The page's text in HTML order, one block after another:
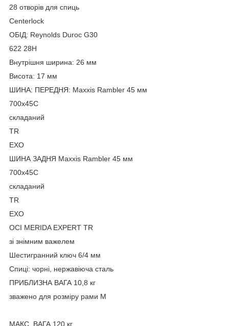
28 отворів для спиць
Centerlock
ОБІД: Reynolds Duroc G30
622 28H
Внутрішня ширина: 26 мм
Висота: 17 мм
ШИНА: ПЕРЕДНЯ: Maxxis Rambler 45 мм
700x45C
складаний
TR
EXO
ШИНА ЗАДНЯ Maxxis Rambler 45 мм
700x45C
складаний
TR
EXO
ОСІ MERIDA EXPERT TR
зі знімним важелем
Шестигранний ключ 6/4 мм
Спиці: чорні, нержавіюча сталь
ПРИБЛИЗНА ВАГА 10,8 кг
зважено для розміру рами M
МАКС. ВАГА 120 кг